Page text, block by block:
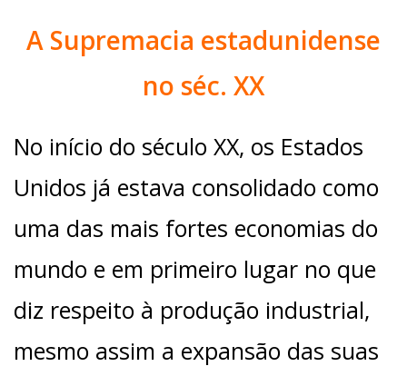
A Supremacia estadunidense
no séc. XX
No início do século XX, os Estados
Unidos já estava consolidado como
uma das mais fortes economias do
mundo e em primeiro lugar no que
diz respeito à produção industrial,
mesmo assim a expansão das suas